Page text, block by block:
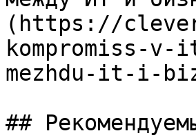
(https://
kompromiss-
mezhdu-it-i-
##